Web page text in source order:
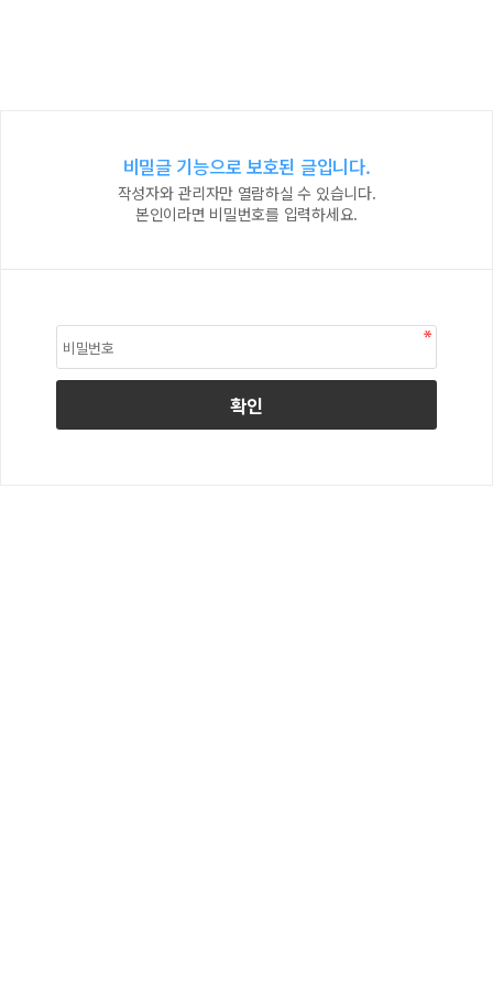
비밀글 기능으로 보호된 글입니다.
작성자와 관리자만 열람하실 수 있습니다.
본인이라면 비밀번호를 입력하세요.